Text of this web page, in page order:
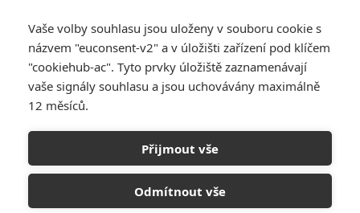
PŘIDAT NOVÝ KOMENTÁŘ
Pro psaní komentářů, se přihlašte.
10
Recenze: Zcela výjimečná Gerta
Schnirch nebarví hnus českých dějin
narůžovo
Vaše volby souhlasu jsou uloženy v souboru cookie s
názvem "euconsent-v2" a v úložišti zařízení pod klíčem
"cookiehub-ac". Tyto prvky úložiště zaznamenávají
vaše signály souhlasu a jsou uchovávány maximálně
12 měsíců.
Přijmout vše
Odmítnout vše